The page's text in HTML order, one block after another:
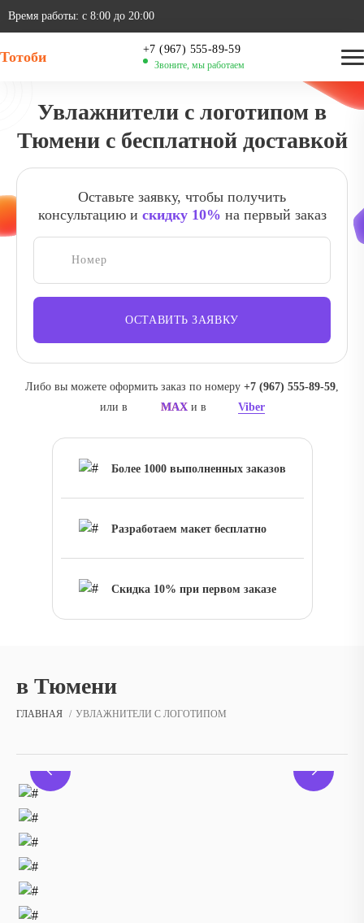
Время работы: с 8:00 до 20:00
Тотоби +7 (967) 555-89-59
Звоните, мы работаем
Увлажнители с логотипом в
Тюмени с бесплатной доставкой
Более 1000 выполненных заказов
Разработаем макет бесплатно
Скидка 10% при первом заказе
Оставьте заявку, чтобы получить
консультацию и скидку 10% на первый заказ
ОСТАВИТЬ ЗАЯВКУ
Либо вы можете оформить заказ по номеру +7 (967) 555-89-59,
или в
MAXи в Viber
в Тюмени
ГЛАВНАЯ УВЛАЖНИТЕЛИ С ЛОГОТИПОМ